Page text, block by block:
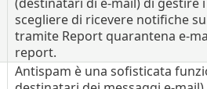
scegliere di ricevere notifiche
tramite Report quarantena e-
report.
Antispam è una sofisticata